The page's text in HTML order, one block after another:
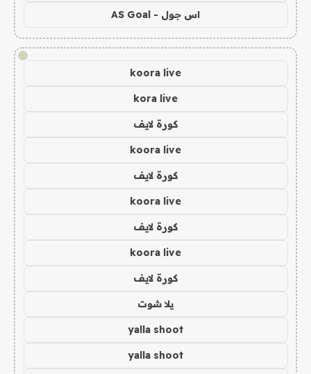
اس جول - AS Goal
!
koora live
kora live
كورة لايف
koora live
كورة لايف
koora live
كورة لايف
koora live
كورة لايف
يلا شوت
yalla shoot
yalla shoot